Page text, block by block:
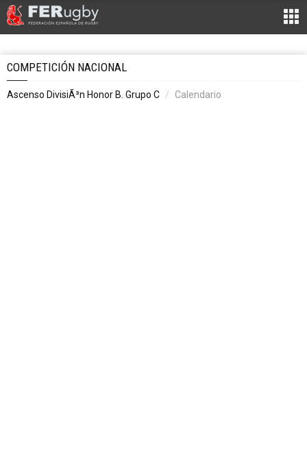
COMPETICIÓN NACIONAL
Ascenso DivisiÃ³n Honor B. Grupo C Calendario